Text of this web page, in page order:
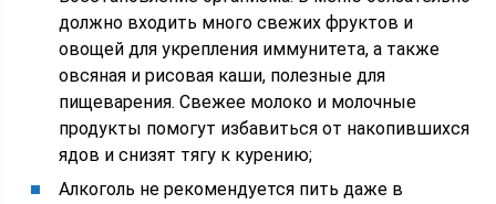
должно входить много свежих фруктов и
овощей для укрепления иммунитета, а также
овсяная и рисовая каши, полезные для
пищеварения. Свежее молоко и молочные
продукты помогут избавиться от накопившихся
ядов и снизят тягу к курению;
Алкоголь не рекомендуется пить даже в